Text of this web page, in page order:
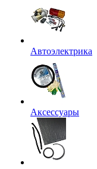
Автоэлектрика
Аксессуары